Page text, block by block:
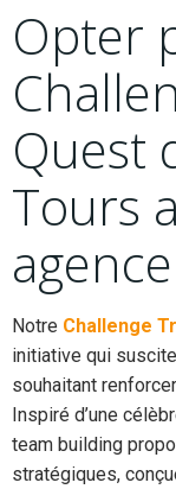
Opter
Quest
Tours
agence
Notre Challenge
initiative qui
souhaitant
Inspiré d’une
team building
stratégiques,